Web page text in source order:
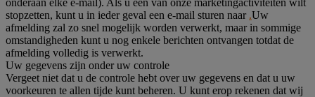
stopzetten, kunt u in ieder geval een e-mail sturen naar .Uw
afmelding zal zo snel mogelijk worden verwerkt, maar in sommige
omstandigheden kunt u nog enkele berichten ontvangen totdat de
afmelding volledig is verwerkt.
Uw gegevens zijn onder uw controle
Vergeet niet dat u de controle hebt over uw gegevens en dat u uw
voorkeuren te allen tijde kunt beheren. U kunt erop rekenen dat wij